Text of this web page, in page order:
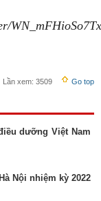
Lần xem: 3509 Go top
dưỡng Việt Nam
Nội nhiệm kỳ 2022